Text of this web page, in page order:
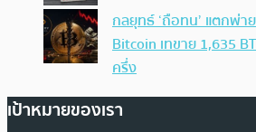
กลยุทธ์ ‘ถือทน’ แตกพ่
Bitcoin เทขาย 1,635
ครึ่ง
เป้าหมายของเรา